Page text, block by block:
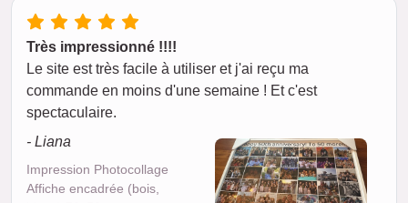
Très impressionné !!!!
Le site est très facile à utiliser et j'ai reçu ma
commande en moins d'une semaine ! Et c'est
spectaculaire.
- Liana
Impression Photocollage
Affiche encadrée (bois,